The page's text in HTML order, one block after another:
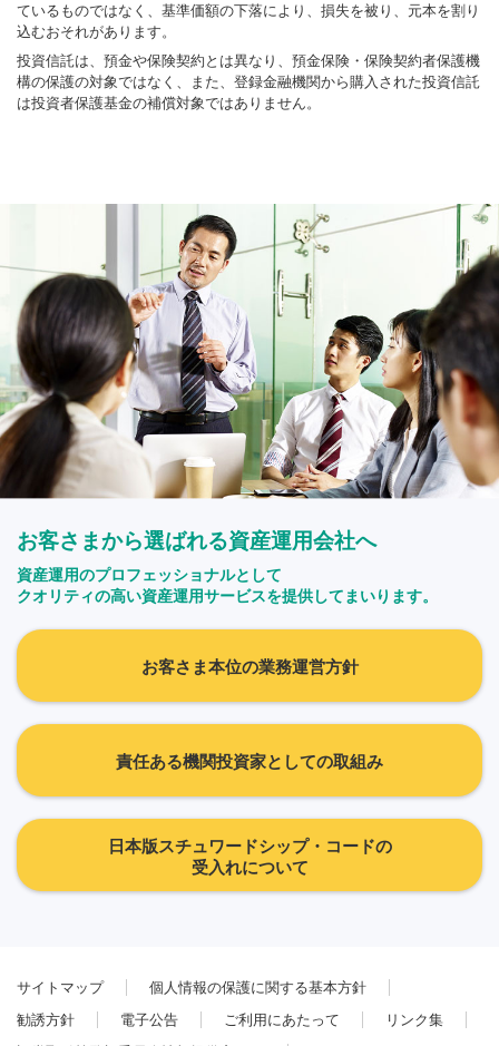
ているものではなく、基準価額の下落により、損失を被り、元本を割り
込むおそれがあります。
投資信託は、預金や保険契約とは異なり、預金保険・保険契約者保護機
構の保護の対象ではなく、また、登録金融機関から購入された投資信託
は投資者保護基金の補償対象ではありません。
お客さまから選ばれる資産運用会社へ
資産運用のプロフェッショナルとして
クオリティの高い資産運用サービスを提供してまいります。
お客さま本位の業務運営方針
責任ある機関投資家としての取組み
日本版スチュワードシップ・コードの
受入れについて
サイトマップ
個人情報の保護に関する基本方針
勧誘方針
電子公告 ご利用にあたって
リンク集